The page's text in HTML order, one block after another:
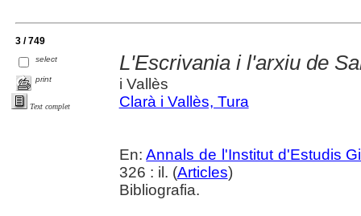
3 / 749
select
print
Text complet
L'Escrivania i l'arxiu de
i Vallès
Clarà i Vallès, Tura
En:Annals de l'Institut d'Estudis
326 : il. (Articles)
Bibliografia.